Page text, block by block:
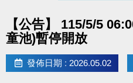
【公告】 115/5/5
童池)暫停開放
發佈日期 : 2026.05.02